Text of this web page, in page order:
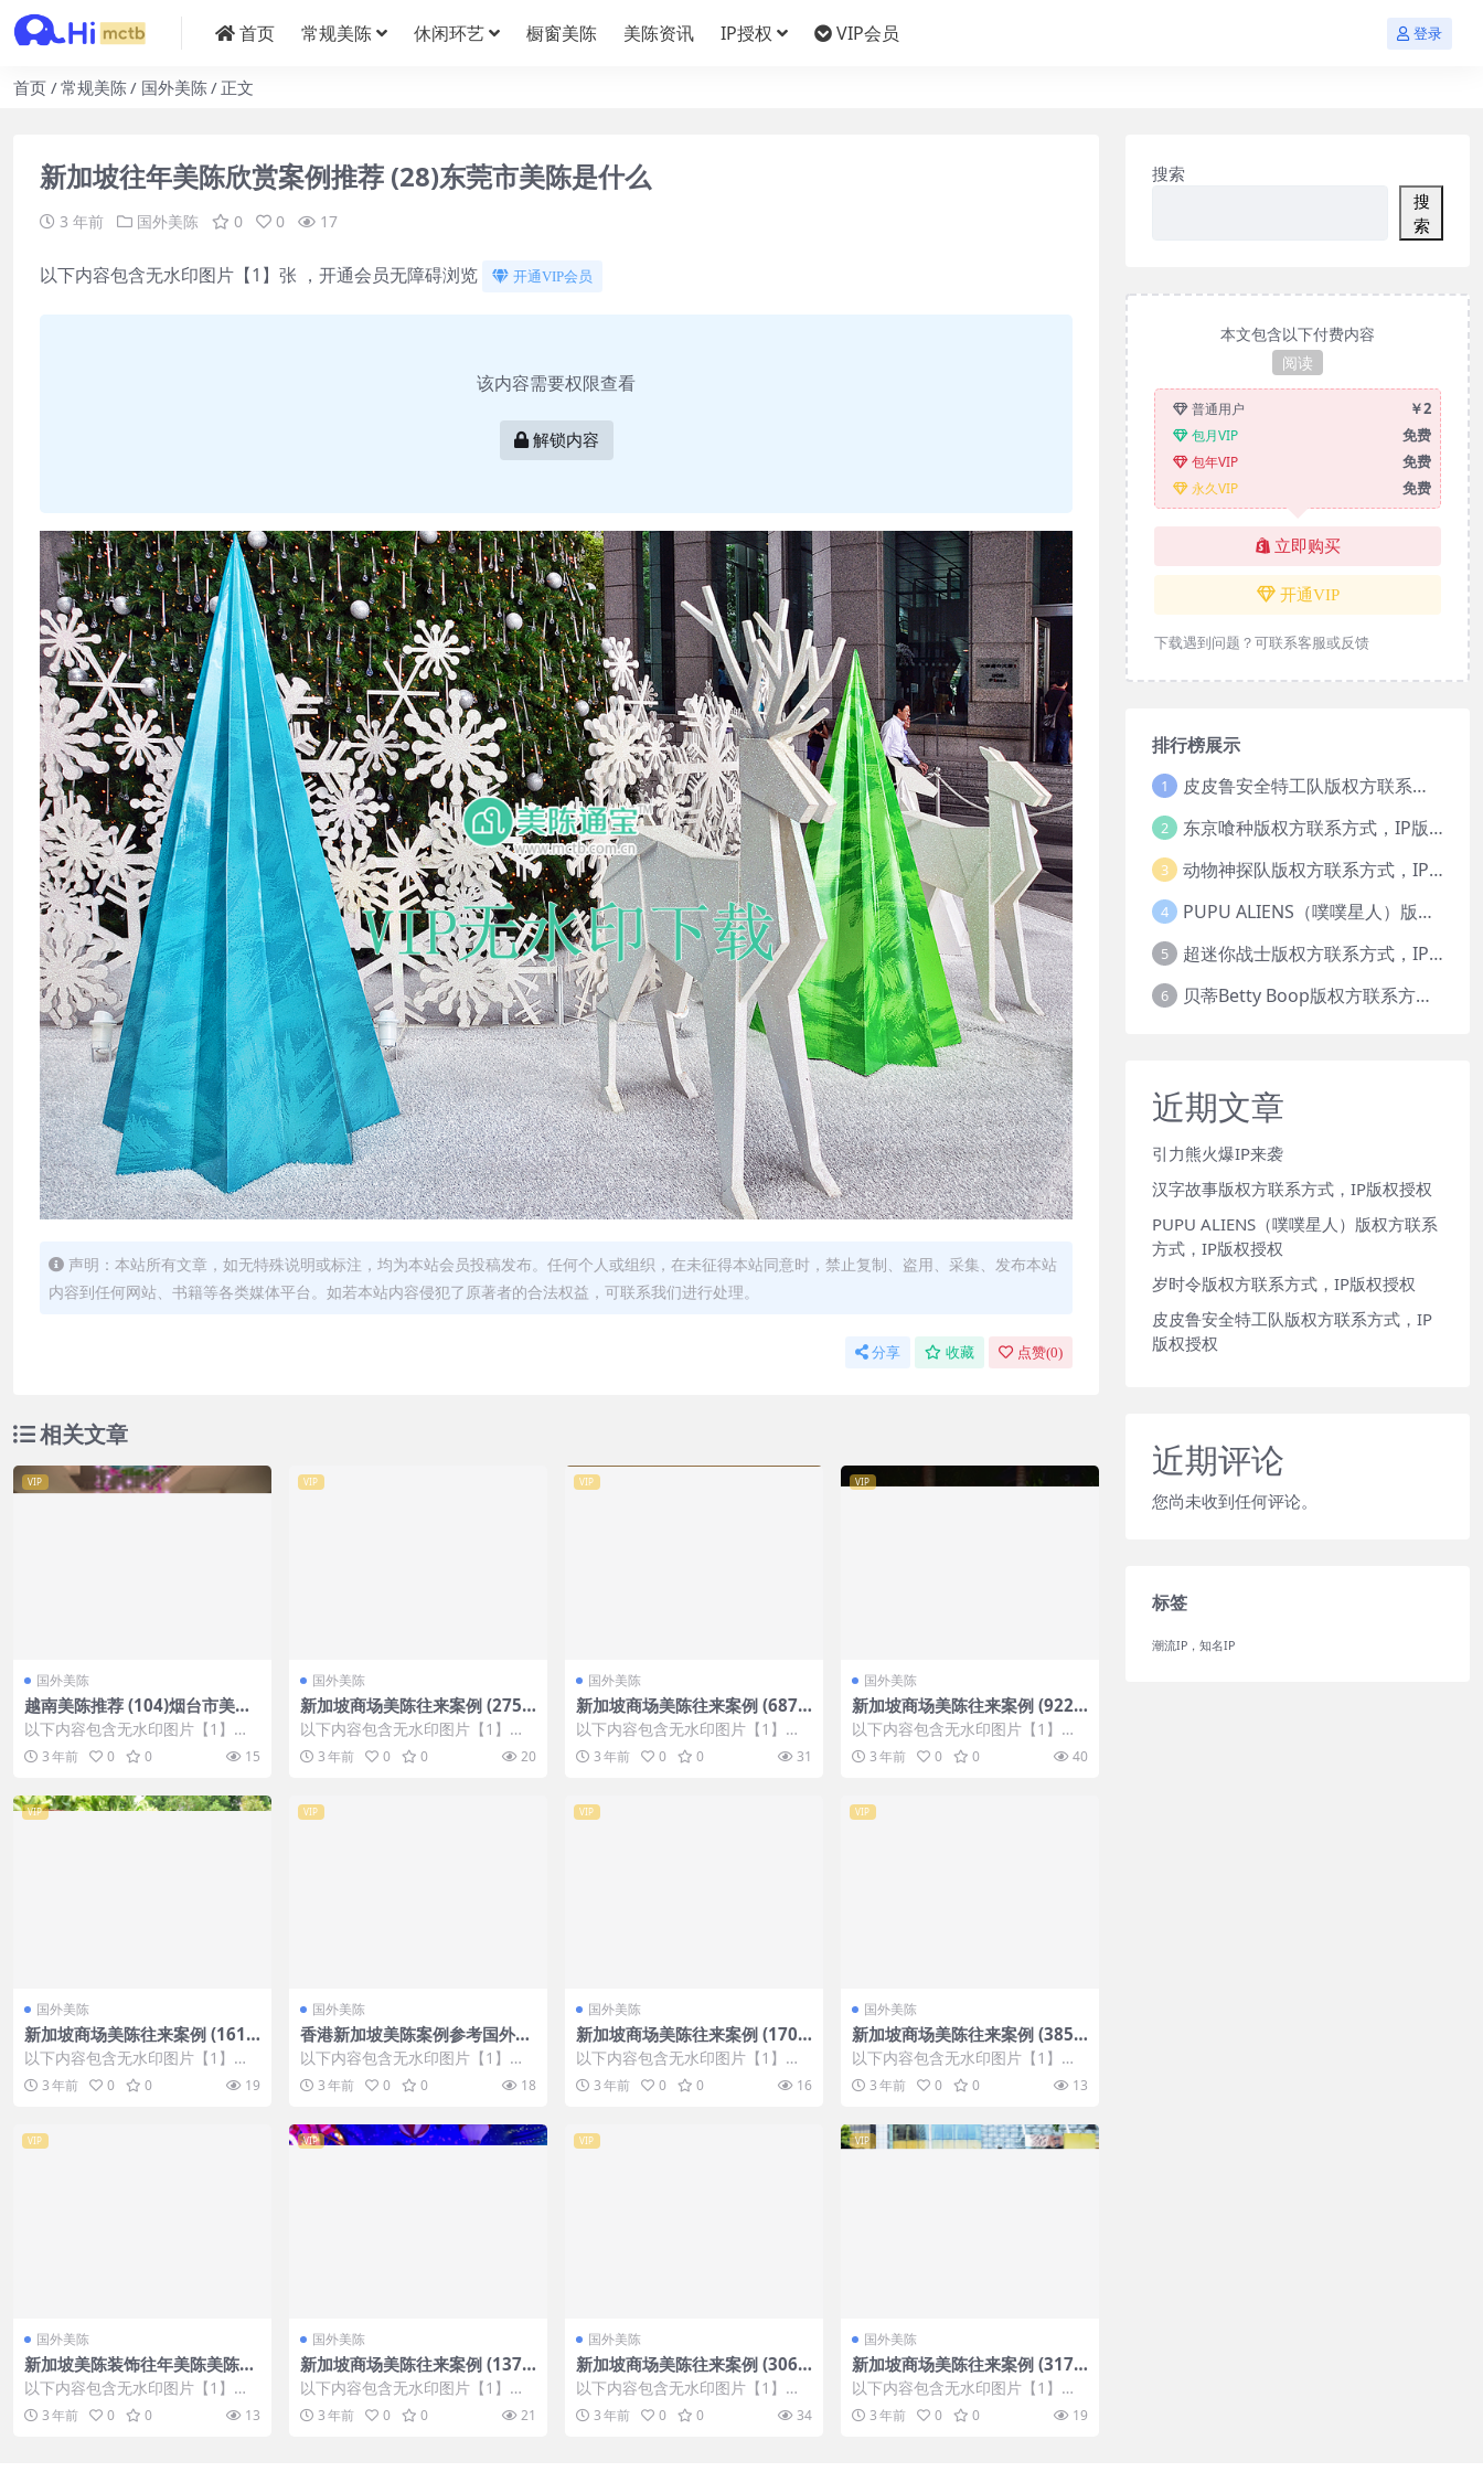
首页 常规美陈 休闲环艺 橱窗美陈 美陈资讯 IP授权 VIP会员 登录
首页 常规美陈 国外美陈 正文
新加坡往年美陈欣赏案例推荐 (28)东莞市美陈是什么
3 年前 国外美陈 0 0 17
以下内容包含无水印图片【1】张 ，开通会员无障碍浏览 开通VIP会员
该内容需要权限查看
解锁内容
声明：本站所有文章，如无特殊说明或标注，均为本站会员投稿发布。任何个人或组织，在未征得本站同意时，禁止复制、盗用、采集、发布本站
内容到任何网站、书籍等各类媒体平台。如若本站内容侵犯了原著者的合法权益，可联系我们进行处理。
分享 收藏 点赞(0)
相关文章
VIP
国外美陈
越南美陈推荐 (104)烟台市美陈
联盟
以下内容包含无水印图片【1】张
，开通会员无障碍浏览 开通VIP会
员 3 年前 0 0 15
VIP
国外美陈
新加坡商场美陈往来案例 (275
7)新乡市美陈工厂
以下内容包含无水印图片【1】张
，开通会员无障碍浏览 开通VIP会
员 3 年前 0 0 20
VIP
国外美陈
新加坡商场美陈往来案例 (687)
淄博市壹企划
以下内容包含无水印图片【1】张
，开通会员无障碍浏览 开通VIP会
员 3 年前 0 0 31
VIP
国外美陈
新加坡商场美陈往来案例 (922)
昆明市美陈工厂
以下内容包含无水印图片【1】张
，开通会员无障碍浏览 开通VIP会
员 3 年前 0 0 40
VIP
国外美陈
新加坡商场美陈往来案例 (161
6)上海市美程网
以下内容包含无水印图片【1】张
，开通会员无障碍浏览 开通VIP会
员 3 年前 0 0 19
VIP
国外美陈
香港新加坡美陈案例参考国外美
陈 (211)济宁市美陈公司排名
以下内容包含无水印图片【1】张
，开通会员无障碍浏览 开通VIP会
员 3 年前 0 0 18
VIP
国外美陈
新加坡商场美陈往来案例 (170
6)温州市美程网
以下内容包含无水印图片【1】张
，开通会员无障碍浏览 开通VIP会
员 3 年前 0 0 16
VIP
国外美陈
新加坡商场美陈往来案例 (385
0)苏州市美陈主要做什么
以下内容包含无水印图片【1】张
，开通会员无障碍浏览 开通VIP会
员 3 年前 0 0 13
VIP
国外美陈
新加坡美陈装饰往年美陈美陈通
宝 (34)柳州市美陈网
以下内容包含无水印图片【1】张
，开通会员无障碍浏览 开通VIP会
员 3 年前 0 0 13
VIP
国外美陈
新加坡商场美陈往来案例 (137
9)东营市美陈方案
以下内容包含无水印图片【1】张
，开通会员无障碍浏览 开通VIP会
员 3 年前 0 0 21
VIP
国外美陈
新加坡商场美陈往来案例 (306
2)无锡市美陈PPT
以下内容包含无水印图片【1】张
，开通会员无障碍浏览 开通VIP会
员 3 年前 0 0 34
VIP
国外美陈
新加坡商场美陈往来案例 (317
0)岳阳市美陈公司
以下内容包含无水印图片【1】张
，开通会员无障碍浏览 开通VIP会
员 3 年前 0 0 19
搜索
搜
索
本文包含以下付费内容
阅读
普通用户 ￥2
包月VIP 免费
包年VIP 免费
永久VIP 免费
立即购买
开通VIP
下载遇到问题？可联系客服或反馈
排行榜展示
1 皮皮鲁安全特工队版权方联系方式，IP版权授权
2 东京喰种版权方联系方式，IP版权授权
3 动物神探队版权方联系方式，IP版权授权
4 PUPU ALIENS（噗噗星人）版权方联系方式，IP版权授权
5 超迷你战士版权方联系方式，IP版权授权
6 贝蒂Betty Boop版权方联系方式，IP版权授权
近期文章
引力熊火爆IP来袭
汉字故事版权方联系方式，IP版权授权
PUPU ALIENS（噗噗星人）版权方联系
方式，IP版权授权
岁时令版权方联系方式，IP版权授权
皮皮鲁安全特工队版权方联系方式，IP
版权授权
近期评论
您尚未收到任何评论。
标签
潮流IP，知名IP